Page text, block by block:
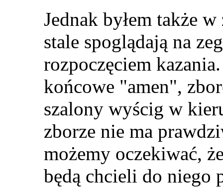
Jednak byłem także
stale spoglądają na
rozpoczęciem
końcowe "amen",
szalony wyścig w
zborze nie ma
możemy oczekiwać,
będą chcieli do niego